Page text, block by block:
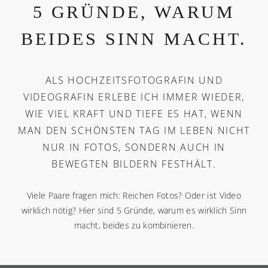
5 GRÜNDE, WARUM
BEIDES SINN MACHT.
ALS HOCHZEITSFOTOGRAFIN UND
VIDEOGRAFIN ERLEBE ICH IMMER WIEDER,
WIE VIEL KRAFT UND TIEFE ES HAT, WENN
MAN DEN SCHÖNSTEN TAG IM LEBEN NICHT
NUR IN FOTOS, SONDERN AUCH IN
BEWEGTEN BILDERN FESTHÄLT.
Viele Paare fragen mich: Reichen Fotos? Oder ist Video
wirklich nötig? Hier sind 5 Gründe, warum es wirklich Sinn
macht, beides zu kombinieren.